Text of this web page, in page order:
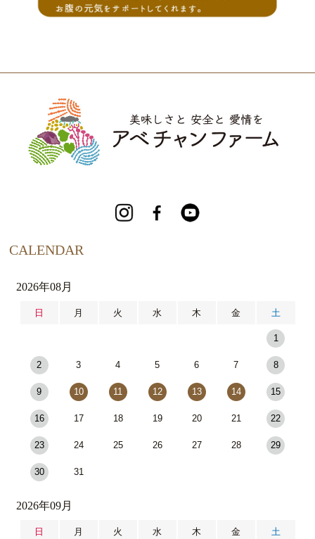
CALENDAR
2026年08月
日 月 火 水 木 金 土
1
2 3 4 5 6 7 8
9 10 11 12 13 14 15
16 17 18 19 20 21 22
23 24 25 26 27 28 29
30 31
2026年09月
日 月 火 水 木 金 土